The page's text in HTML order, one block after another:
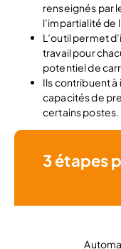
renseignés par
l’impartialité de
L’outil permet
travail pour
potentiel de
Ils contribuent
capacités de
certains postes.
3 étapes